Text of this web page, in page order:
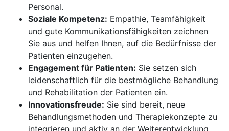
Personal.
Soziale Kompetenz: Empathie, Teamfähigkeit
und gute Kommunikationsfähigkeiten zeichnen
Sie aus und helfen Ihnen, auf die Bedürfnisse der
Patienten einzugehen.
Engagement für Patienten: Sie setzen sich
leidenschaftlich für die bestmögliche Behandlung
und Rehabilitation der Patienten ein.
Innovationsfreude: Sie sind bereit, neue
Behandlungsmethoden und Therapiekonzepte zu
integrieren und aktiv an der Weiterentwicklung